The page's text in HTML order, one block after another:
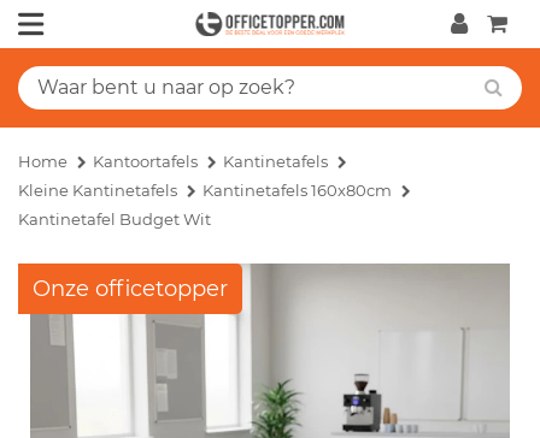
Home Kantoortafels
Kantinetafels
Kleine Kantinetafels
Kantinetafels 160x80cm
Kantinetafel Budget Wit
Onze officetopper